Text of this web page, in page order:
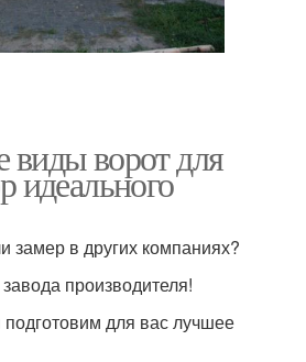
ворот для
идеального
замер в других компаниях?
производителя!
для вас лучшее